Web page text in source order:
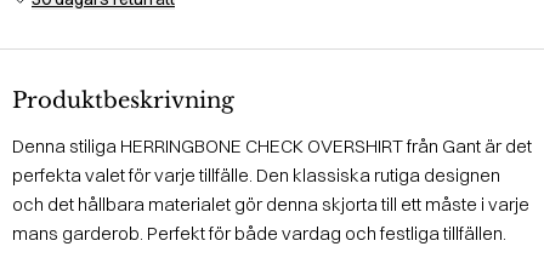
Produktbeskrivning
Denna stiliga HERRINGBONE CHECK OVERSHIRT från Gant är det
perfekta valet för varje tillfälle. Den klassiska rutiga designen
och det hållbara materialet gör denna skjorta till ett måste i varje
mans garderob. Perfekt för både vardag och festliga tillfällen.